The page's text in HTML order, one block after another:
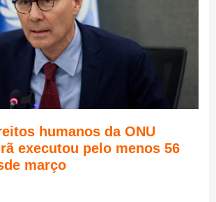
humanos da ONU
executou pelo menos 56
março